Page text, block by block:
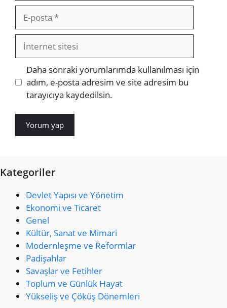
posta
İnternet
sitesi
Daha sonraki yorumlarımda kullanılması için
adım, e-posta adresim ve site adresim bu
tarayıcıya kaydedilsin.
Kategoriler
Devlet Yapısı ve Yönetim
Ekonomi ve Ticaret
Genel
Kültür, Sanat ve Mimari
Modernleşme ve Reformlar
Padişahlar
Savaşlar ve Fetihler
Toplum ve Günlük Hayat
Yükseliş ve Çöküş Dönemleri